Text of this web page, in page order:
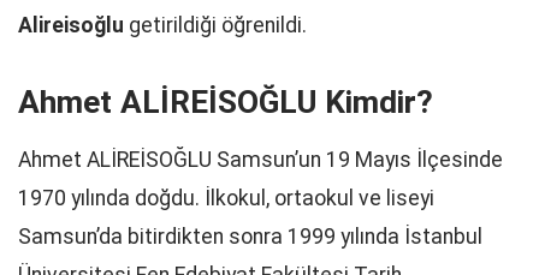
Alireisoğlu getirildiği öğrenildi.
Ahmet ALİREİSOĞLU Kimdir?
Ahmet ALİREİSOĞLU Samsun’un 19 Mayıs İlçesinde
1970 yılında doğdu. İlkokul, ortaokul ve liseyi
Samsun’da bitirdikten sonra 1999 yılında İstanbul